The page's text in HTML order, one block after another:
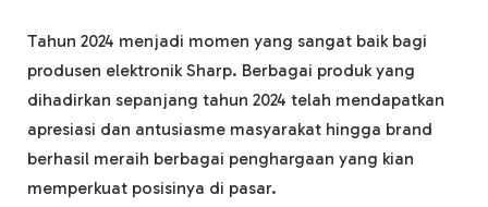
Tahun 2024 menjadi momen yang sangat baik bagi
produsen elektronik Sharp. Berbagai produk yang
dihadirkan sepanjang tahun 2024 telah mendapatkan
apresiasi dan antusiasme masyarakat hingga brand
berhasil meraih berbagai penghargaan yang kian
memperkuat posisinya di pasar.